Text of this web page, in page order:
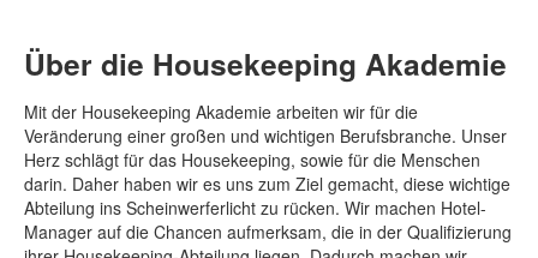
Über die Housekeeping Akademie
Mit der Housekeeping Akademie arbeiten wir für die
Veränderung einer großen und wichtigen Berufsbranche. Unser
Herz schlägt für das Housekeeping, sowie für die Menschen
darin. Daher haben wir es uns zum Ziel gemacht, diese wichtige
Abteilung ins Scheinwerferlicht zu rücken. Wir machen Hotel-
Manager auf die Chancen aufmerksam, die in der Qualifizierung